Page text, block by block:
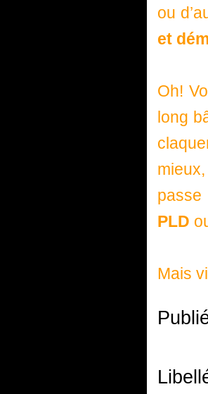
ou
et
Oh!
long
PLD
Mais